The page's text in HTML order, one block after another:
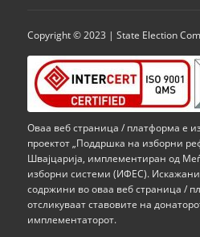
Copyright © 2023 | State Election
Оваа веб страница / платформа е
проектот „Поддршка на изборни
Швајцарија, имплементиран од
изборни системи (ИФЕС).
содржини во оваа веб страница /
отсликуваат ставовите на
имплементаторот.